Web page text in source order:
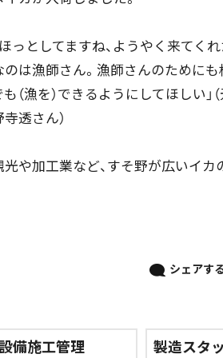
っとしてますね、ようやく来てくれ
のは漁師さん。漁師さんのために
（漁を）できるようにしてほしい」
透さん）
や加工業など、すそ野が広いイカ
シェアす
備施工管理 製造スタ